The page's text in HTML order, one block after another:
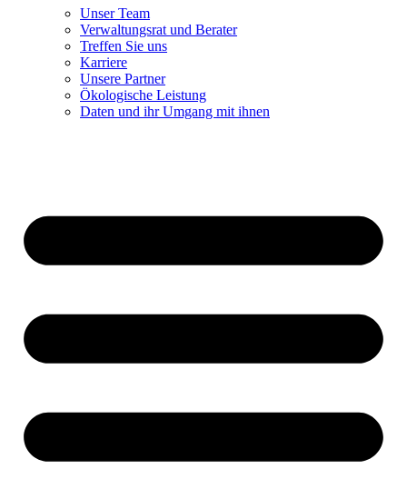
Unser Team
Verwaltungsrat und Berater
Treffen Sie uns
Karriere
Unsere Partner
Ökologische Leistung
Daten und ihr Umgang mit ihnen